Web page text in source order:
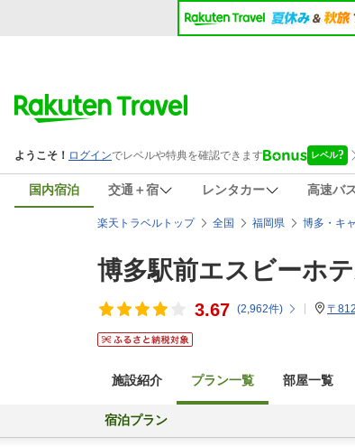
国内宿泊 交通＋宿 レンタカー 高速バ
楽天トラベルトップ 全国 福岡県 博多・キ
博多駅前エスビーホ
3.67 (2,962件) 〒
施設紹介 プラン一覧 部屋一覧
宿泊プラン